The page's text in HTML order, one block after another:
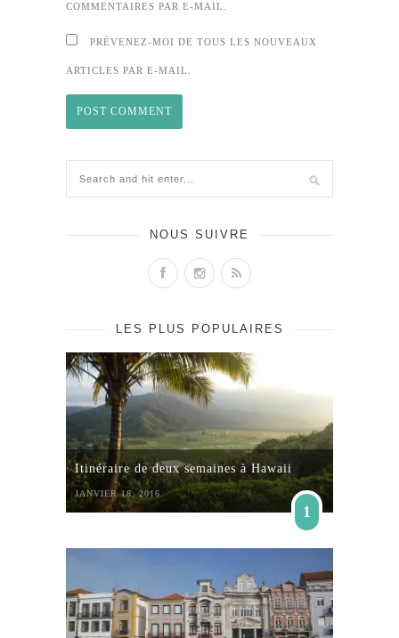
COMMENTAIRES PAR E-MAIL.
PRÉVENEZ-MOI DE TOUS LES NOUVEAUX
ARTICLES PAR E-MAIL.
NOUS SUIVRE
LES PLUS POPULAIRES
Itinéraire de deux semaines à Hawaii
JANVIER 18, 2016
1